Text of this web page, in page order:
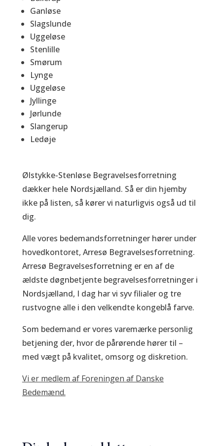
Ganløse
Slagslunde
Uggeløse
Stenlille
Smørum
Lynge
Uggeløse
Jyllinge
Jørlunde
Slangerup
Ledøje
Ølstykke-Stenløse Begravelsesforretning
dækker hele Nordsjælland. Så er din hjemby
ikke på listen, så kører vi naturligvis også ud til
dig.
Alle vores bedemandsforretninger hører under
hovedkontoret, Arresø Begravelsesforretning.
Arresø Begravelsesforretning er en af de
ældste døgnbetjente begravelsesforretninger i
Nordsjælland, I dag har vi syv filialer og tre
rustvogne alle i den velkendte kongeblå farve.
Som bedemand er vores varemærke personlig
betjening der, hvor de pårørende hører til –
med vægt på kvalitet, omsorg og diskretion.
Vi er medlem af Foreningen af Danske
Bedemænd.